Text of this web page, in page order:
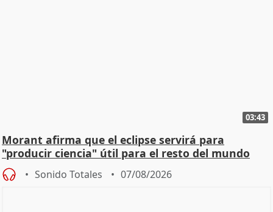
03:43
Morant afirma que el eclipse servirá para
"producir ciencia" útil para el resto del mundo
Sonido Totales 07/08/2026